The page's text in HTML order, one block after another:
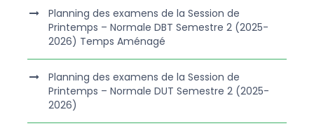
Planning des examens de la Session de
Printemps – Normale DBT Semestre 2 (2025-
2026) Temps Aménagé
Planning des examens de la Session de
Printemps – Normale DUT Semestre 2 (2025-
2026)